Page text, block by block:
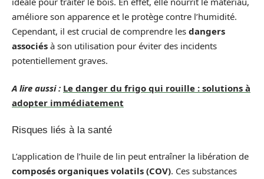
améliore son apparence et le protège contre l’humidité.
Cependant, il est crucial de comprendre les dangers
associés à son utilisation pour éviter des incidents
potentiellement graves.
A lire aussi : Le danger du frigo qui rouille : solutions à
adopter immédiatement
Risques liés à la santé
L’application de l’huile de lin peut entraîner la libération de
composés organiques volatils (COV). Ces substances